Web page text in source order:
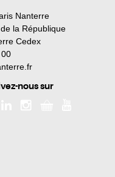
Nanterre
la République
Cedex
nous sur